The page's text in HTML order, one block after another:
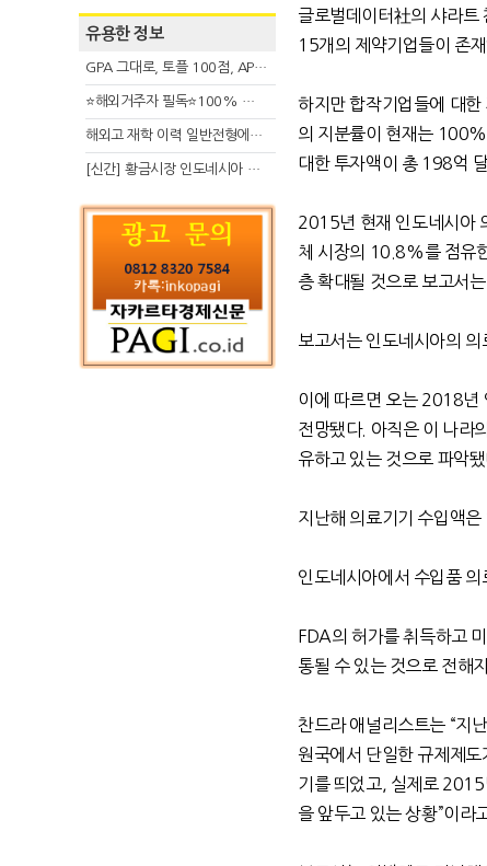
유용한 정보
GPA 그대로, 토플 100점, AP 막막 — 원인은 하나입니다
⭐해외거주자 필독⭐100% 온라인 마지막 한국어교원 2급 추가모집 (~8/2)
해외고 재학 이력 일반전형에서 분명한 입시 강점 살리는 전략
[신간] 황금시장 인도네시아 슈퍼리치의 성공 수업
글로벌데이터社의 샤라트
15개의 제약기업들이 존
하지만 합작기업들에 대
의 지분률이 현재는
대한 투자액이 총 198억
2015년 현재 인도네시아
체 시장의 10.8%를 점유
층 확대될 것으로 보고서
보고서는 인도네시아의
이에 따르면 오는 2018년
전망됐다. 아직은 이 나라
유하고 있는 것으로 파악됐
지난해 의료기기 수입액
인도네시아에서 수입품
FDA의 허가를 취득하고
통될 수 있는 것으로 전해
찬드라 애널리스트는 “지
원국에서 단일한 규제제도
기를 띄었고, 실제로
을 앞두고 있는 상황”이라